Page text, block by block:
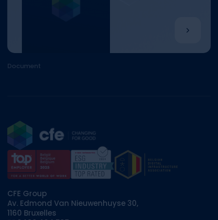
Document
CFE Group
Av. Edmond Van Nieuwenhuyse 30,
1160 Bruxelles